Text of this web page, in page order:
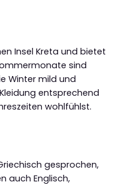
Insel Kreta und bietet
sind
Winter mild und
entsprechend
wohlfühlst.
gesprochen,
auch Englisch,